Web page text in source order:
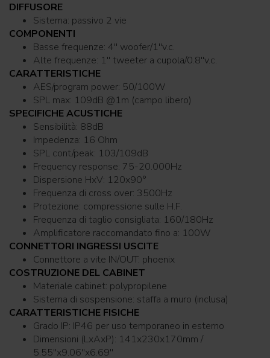
DIFFUSORE
Sistema: passivo 2 vie
COMPONENTI
Basse frequenze: 4'' woofer/1''v.c.
Alte frequenze: 1'' tweeter a cupola/0.8''v.c.
CARATTERISTICHE
AES/program power: 50/100W
SPL max: 109dB @1m (campo libero)
SPECIFICHE ACUSTICHE
Sensibilità: 88dB
Impedenza: 16 Ohm
SPL cont/peak: 103/109dB
Frequency response: 75-20.000Hz
Dispersione HxV: 120x90°
Frequenza di cross over: 3500Hz
Protezione: compressione sulle H.F.
Frequenza di taglio consigliata: 160/180Hz
Amplificatore raccomandato fino a: 100W
CONNETTORI INGRESSI USCITE
Connettore a vite IN/OUT: phoenix
COSTRUZIONE DEL CABINET
Materiale cabinet: polypropilene
Sistema di sospensione: staffa a muro (inclusa)
CARATTERISTICHE FISICHE
Grado IP: IP46 per uso temporaneo in esterno
Dimensioni (LxAxP): 141x230x170mm /
5.55''x9.06''x6.69''